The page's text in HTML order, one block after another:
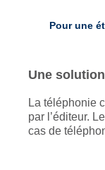
Pour une
Une
La téléphonie
par l’éditeur.
cas de